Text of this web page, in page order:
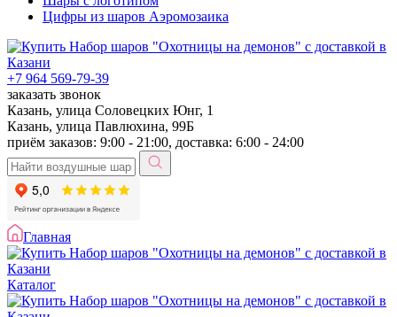
Цифры из шаров Аэромозаика
+7 964 569-79-39
заказать звонок
Казань, улица Соловецких Юнг, 1
Казань, улица Павлюхина, 99Б
приём заказов: 9:00 - 21:00, доставка: 6:00 - 24:00
Главная
Каталог